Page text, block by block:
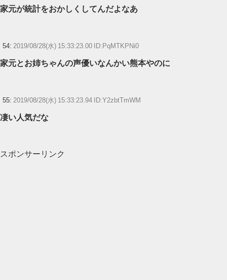
家元が統計をおかしくしてんだよなあ
54: 2019/08/28(水) 15:33:23.00 ID:PqMTKPNi0
家元とお姉ちゃんの声優いなんかい熊本やのに
55: 2019/08/28(水) 15:33:23.94 ID:Y2zbtTmWM
凄い人気だな
スポンサーリンク